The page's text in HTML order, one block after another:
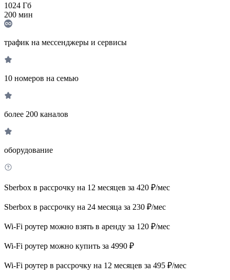
1024 Гб
200 мин
трафик на мессенджеры и сервисы
10 номеров на семью
более 200 каналов
оборудование
Sberbox в рассрочку на 12 месяцев за 420 ₽/мес
Sberbox в рассрочку на 24 месяца за 230 ₽/мес
Wi-Fi роутер можно взять в аренду за 120 ₽/мес
Wi-Fi роутер можно купить за 4990 ₽
Wi-Fi роутер в рассрочку на 12 месяцев за 495 ₽/мес